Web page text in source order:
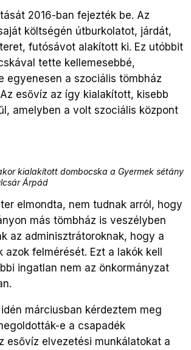
2016-ban fejezték be. Az
költségén útburkolatot, járdát,
futósávot alakított ki. Ez utóbbit
tette kellemesebbé,
egyenesen a szociális tömbház
esővíz az így kialakított, kisebb
amelyben a volt szociális központ
kialakított dombocska a Gyermek sétány
Árpád
elmondta, nem tudnak arról, hogy
más tömbház is veszélyben
az adminisztrátoroknak, hogy a
azok felmérését. Ezt a lakók kell
ingatlan nem az önkormányzat
márciusban kérdeztem meg
e a csapadék
esővíz elvezetési munkálatokat a